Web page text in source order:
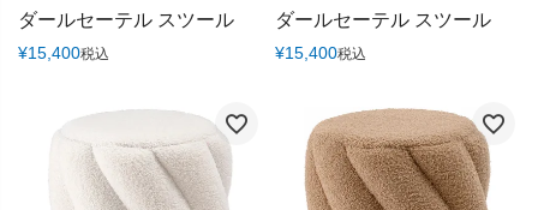
ダールセーテル スツール
¥15,400税込
ダールセーテル スツール
¥15,400税込